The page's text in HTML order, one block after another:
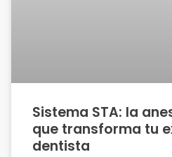
Sistema STA: la
que transforma tu
dentista